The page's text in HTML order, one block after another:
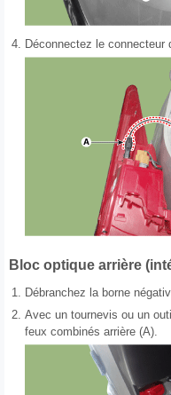
4. Déconnectez le connecteur
Bloc optique arrière
1. Débranchez la borne
2. Avec un tournevis ou un
feux combinés arrière (A).